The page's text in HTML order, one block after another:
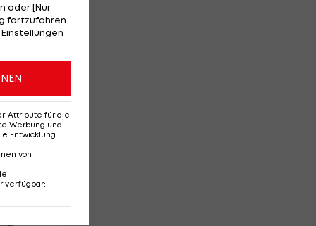
oder [Nur
fortzufahren.
Attribute für die
Werbung und
Entwicklung
von
verfügbar: